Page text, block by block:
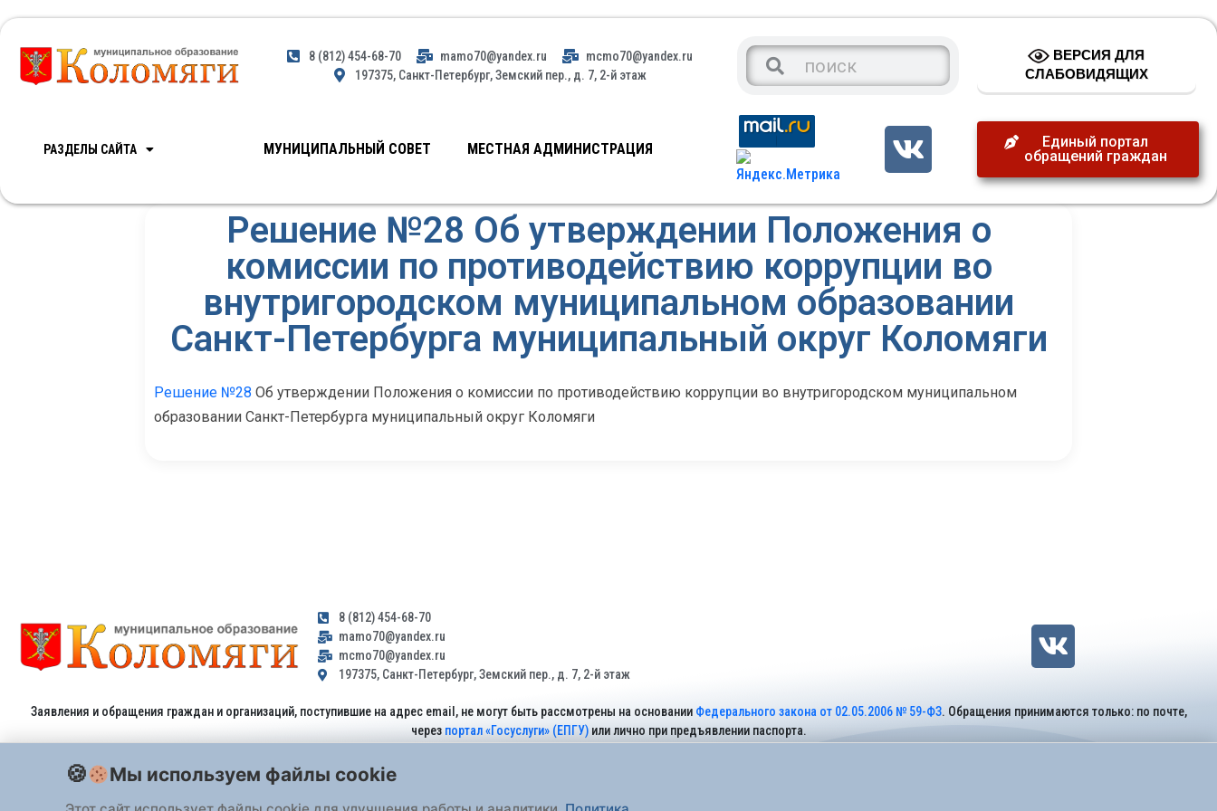
8 (812) 454-68-70 mamo70@yandex.ru
mcmo70@yandex.ru
197375, Санкт-Петербург, Земский пер., д. 7, 2-й этаж
ВЕРСИЯ ДЛЯ
СЛАБОВИДЯЩИХ
РАЗДЕЛЫ САЙТА МУНИЦИПАЛЬНЫЙ СОВЕТ МЕСТНАЯ АДМИНИСТРАЦИЯ
Единый портал
обращений граждан
Решение №28 Об утверждении Положения о
комиссии по противодействию коррупции во
внутригородском муниципальном образовании
Санкт-Петербурга муниципальный округ Коломяги
Решение №28 Об утверждении Положения о комиссии по противодействию коррупции во внутригородском муниципальном
образовании Санкт-Петербурга муниципальный округ Коломяги
8 (812) 454-68-70
mamo70@yandex.ru
mcmo70@yandex.ru
197375, Санкт-Петербург, Земский пер., д. 7, 2-й этаж
Заявления и обращения граждан и организаций, поступившие на адрес email, не могут быть рассмотрены на основании Федерального закона от 02.05.2006 № 59-ФЗ. Обращения принимаются только: по почте,
через портал «Госуслуги» (ЕПГУ)или лично при предъявлении паспорта.
Мы используем файлы cookie